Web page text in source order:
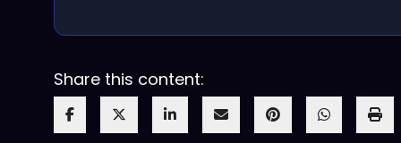
Share this content: